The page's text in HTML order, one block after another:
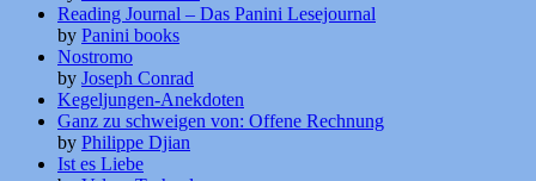
Reading Journal – Das Panini Lesejournal
by Panini books
Nostromo
by Joseph Conrad
Kegeljungen-Anekdoten
Ganz zu schweigen von: Offene Rechnung
by Philippe Djian
Ist es Liebe